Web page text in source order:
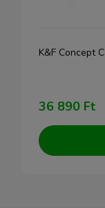
K&F Concept
36 890 Ft